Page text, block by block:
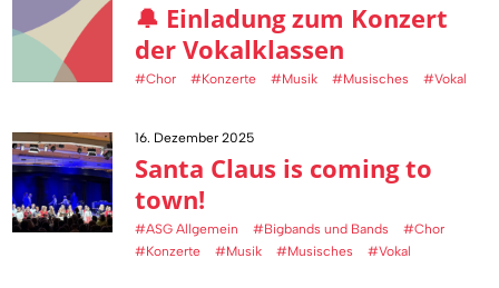
🔔 Einladung zum Konzert
der Vokalklassen
#Chor #Konzerte #Musik #Musisches #Vokal
16. Dezember 2025
Santa Claus is coming to
town!
#ASG Allgemein #Bigbands und Bands
#Chor
#Konzerte
#Musik #Musisches #Vokal